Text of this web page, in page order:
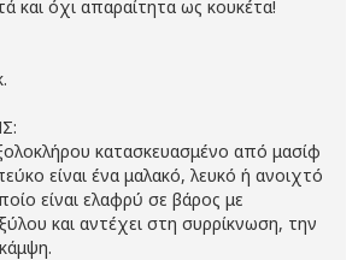
και όχι απαραίτητα ως κουκέτα!
κατασκευασμένο από μασίφ
είναι ένα μαλακό, λευκό ή ανοιχτό
είναι ελαφρύ σε βάρος με
και αντέχει στη συρρίκνωση, την